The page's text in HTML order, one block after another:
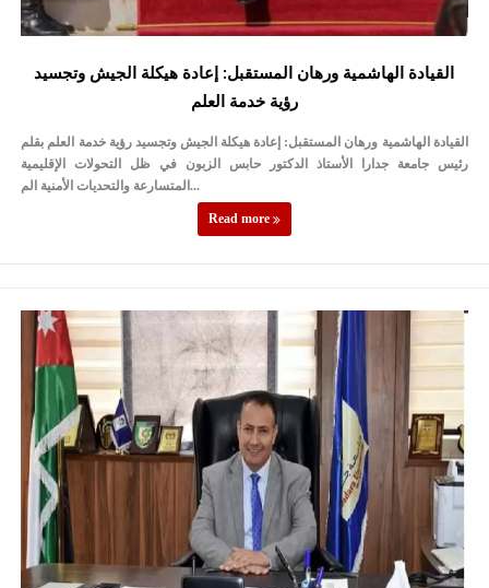
القيادة الهاشمية ورهان المستقبل: إعادة هيكلة الجيش وتجسيد
رؤية خدمة العلم
القيادة الهاشمية ورهان المستقبل: إعادة هيكلة الجيش وتجسيد رؤية خدمة العلم بقلم
رئيس جامعة جدارا الأستاذ الدكتور حابس الزبون في ظل التحولات الإقليمية
المتسارعة والتحديات الأمنية الم...
Read more